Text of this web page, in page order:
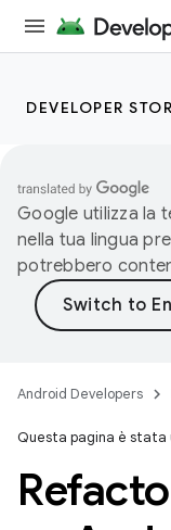
DEVELOPER
Google utilizza la
nella tua lingua
potrebbero
Android Developers
Questa pagina è stata